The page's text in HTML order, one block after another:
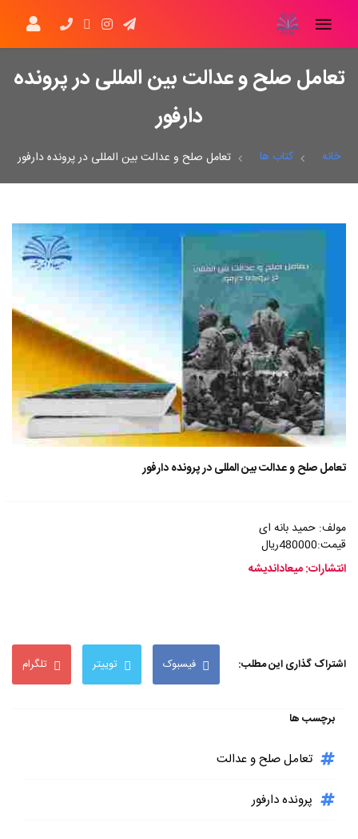
تعامل صلح و عدالت بین المللی در پرونده
دارفور
خانه کتاب ها تعامل صلح و عدالت بین المللی در پرونده دارفور
تعامل صلح و عدالت بین المللی در پرونده دارفور
مولف: حمید بانه ای
قیمت:480000ریال
انتشارات: میعاداندیشه
اشتراک گذاری این مطلب: فیسبوک توییتر تلگرام
برچسب ها
تعامل صلح و عدالت
پرونده دارفور